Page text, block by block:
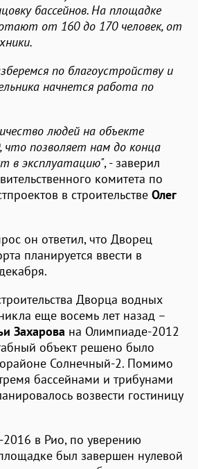
бассейнов. На площадке
от 160 до 170 человек, от
по благоустройству и
начнется работа по
людей на объекте
что позволяет нам до конца
в эксплуатацию", - заверил
комитета по
в строительстве Олег
он ответил, что Дворец
планируется ввести в
Дворца водных
еще восемь лет назад –
Захарова на Олимпиаде-2012
объект решено было
Солнечный-2. Помимо
бассейнами и трибунами
возвести гостиницу
в Рио, по уверению
был завершен нулевой